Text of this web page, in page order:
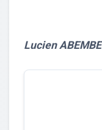
Lucien ABEMBE